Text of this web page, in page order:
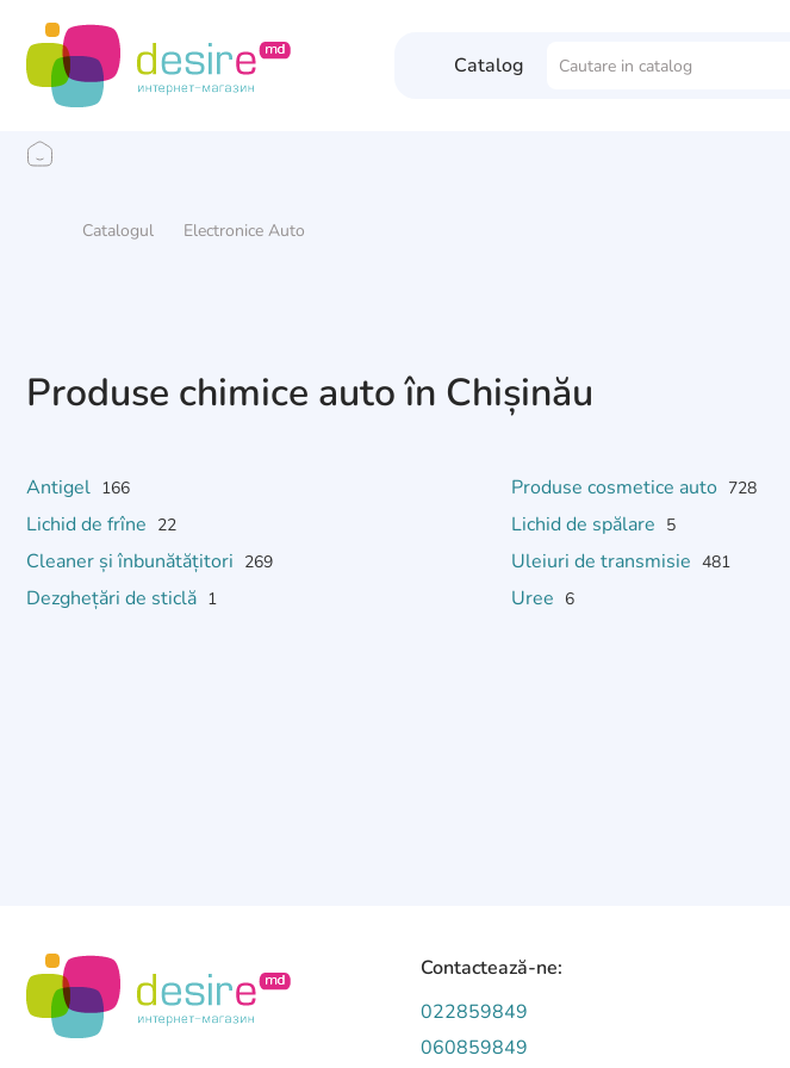
Catalog
Catalogul Electronice Auto
Produse chimice auto în Chișinău
Antigel 166 Produse cosmetice auto 728
Lichid de frîne 22 Lichid de spălare 5
Cleaner și înbunătățitori 269 Uleiuri de transmisie 481
Dezghețări de sticlă 1 Uree 6
Contactează-ne:
022859849
060859849